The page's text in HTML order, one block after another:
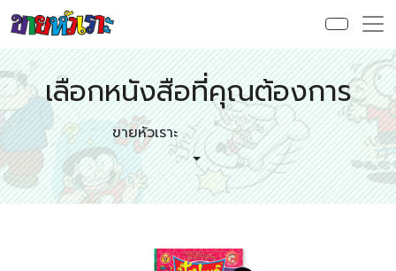
เลือกหนังสือที่คุณต้องการ
ขายหัวเราะ